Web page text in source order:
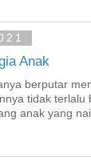
Anak
berputar
tidak terlalu
anak yang